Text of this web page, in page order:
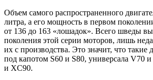
Объем самого распространенного
литра, а его мощность в первом
от 136 до 163 «лошадок». Всего шведы
поколения этой серии моторов, лишь
их с производства. Это значит, что
под капотом S60 и S80, универсала V70
и XC90.